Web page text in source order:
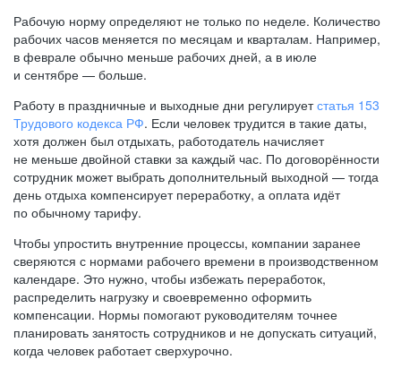
Рабочую норму определяют не только по неделе. Количество
рабочих часов меняется по месяцам и кварталам. Например,
в феврале обычно меньше рабочих дней, а в июле
и сентябре — больше.
Работу в праздничные и выходные дни регулируетстатья 153
Трудового кодекса РФ. Если человек трудится в такие даты,
хотя должен был отдыхать, работодатель начисляет
не меньше двойной ставки за каждый час. По договорённости
сотрудник может выбрать дополнительный выходной — тогда
день отдыха компенсирует переработку, а оплата идёт
по обычному тарифу.
Чтобы упростить внутренние процессы, компании заранее
сверяются с нормами рабочего времени в производственном
календаре. Это нужно, чтобы избежать переработок,
распределить нагрузку и своевременно оформить
компенсации. Нормы помогают руководителям точнее
планировать занятость сотрудников и не допускать ситуаций,
когда человек работает сверхурочно.